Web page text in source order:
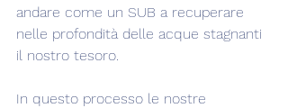
andare come un SUB a recuperare
nelle profondità delle acque stagnanti
il nostro tesoro.
In questo processo le nostre